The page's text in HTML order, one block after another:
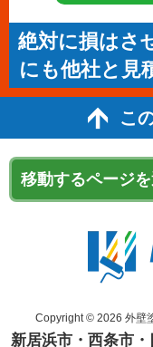
絶対に損はさ
にも他社と見
こ
Copyright © 2026 外壁
新居浜市・西条市